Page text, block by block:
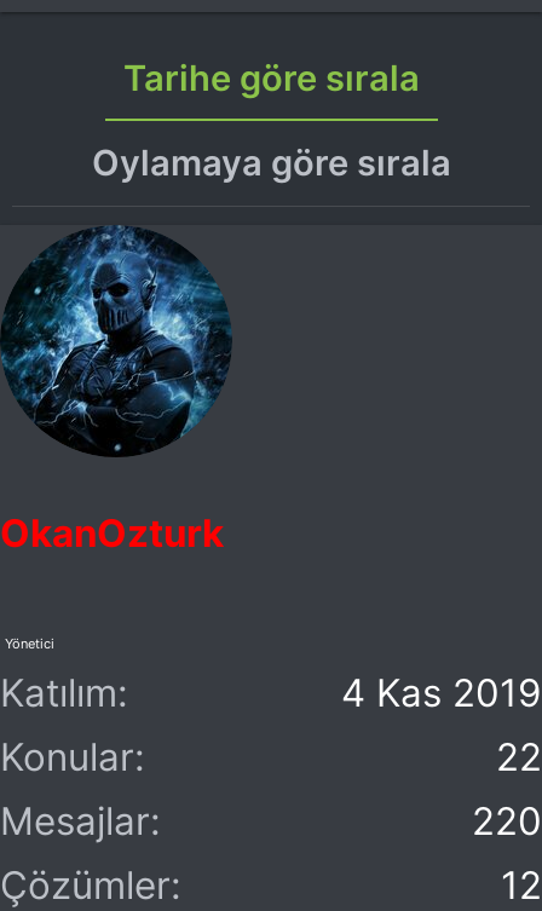
Tarihe göre sırala
Oylamaya göre sırala
OkanOzturk
Yönetici
Katılım
4 Kas 2019
Konular
22
Mesajlar
220
Çözümler
12